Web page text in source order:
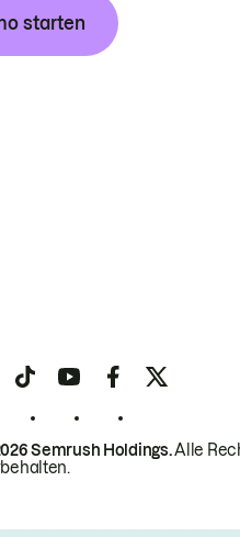
starten
Semrush Holdings.Alle